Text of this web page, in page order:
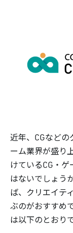
近年、CGなどの
ーム業界が盛り
けているCG・
はないでしょう
ば、クリエイテ
ぶのがおすすめ
は以下のとおりで